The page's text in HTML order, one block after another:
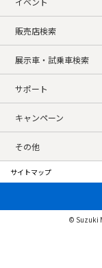
販売店検索
展示車・試乗車検索
サポート
キャンペーン
その他
サイトマップ
© Suzuki